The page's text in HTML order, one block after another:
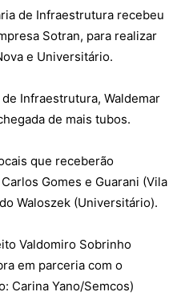
de Infraestrutura recebeu
Sotran, para realizar
e Universitário.
Infraestrutura, Waldemar
de mais tubos.
que receberão
Gomes e Guarani (Vila
Waloszek (Universitário).
Valdomiro Sobrinho
em parceria com o
Carina Yano/Semcos)